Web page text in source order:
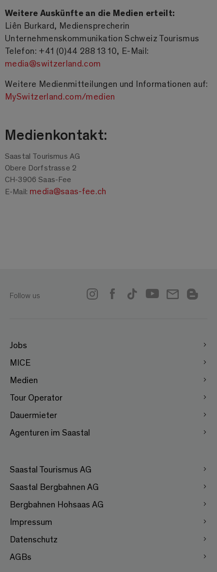
Weitere Auskünfte an die Medien erteilt:
Liên Burkard, Mediensprecherin
Unternehmenskommunikation Schweiz Tourismus
Telefon: +41 (0)44 288 13 10, E-Mail:
media@switzerland.com
Weitere Medienmitteilungen und Informationen auf:
MySwitzerland.com/medien
Medienkontakt:
Saastal Tourismus AG
Obere Dorfstrasse 2
CH-3906 Saas-Fee
E-Mail: media@saas-fee.ch
Follow us
Jobs
MICE
Medien
Tour Operator
Dauermieter
Agenturen im Saastal
Saastal Tourismus AG
Saastal Bergbahnen AG
Bergbahnen Hohsaas AG
Impressum
Datenschutz
AGBs